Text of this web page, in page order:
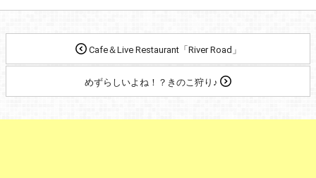
Ⅽafe＆Ⅼive Restaurant「River Road」
めずらしいよね！？きのこ狩り♪